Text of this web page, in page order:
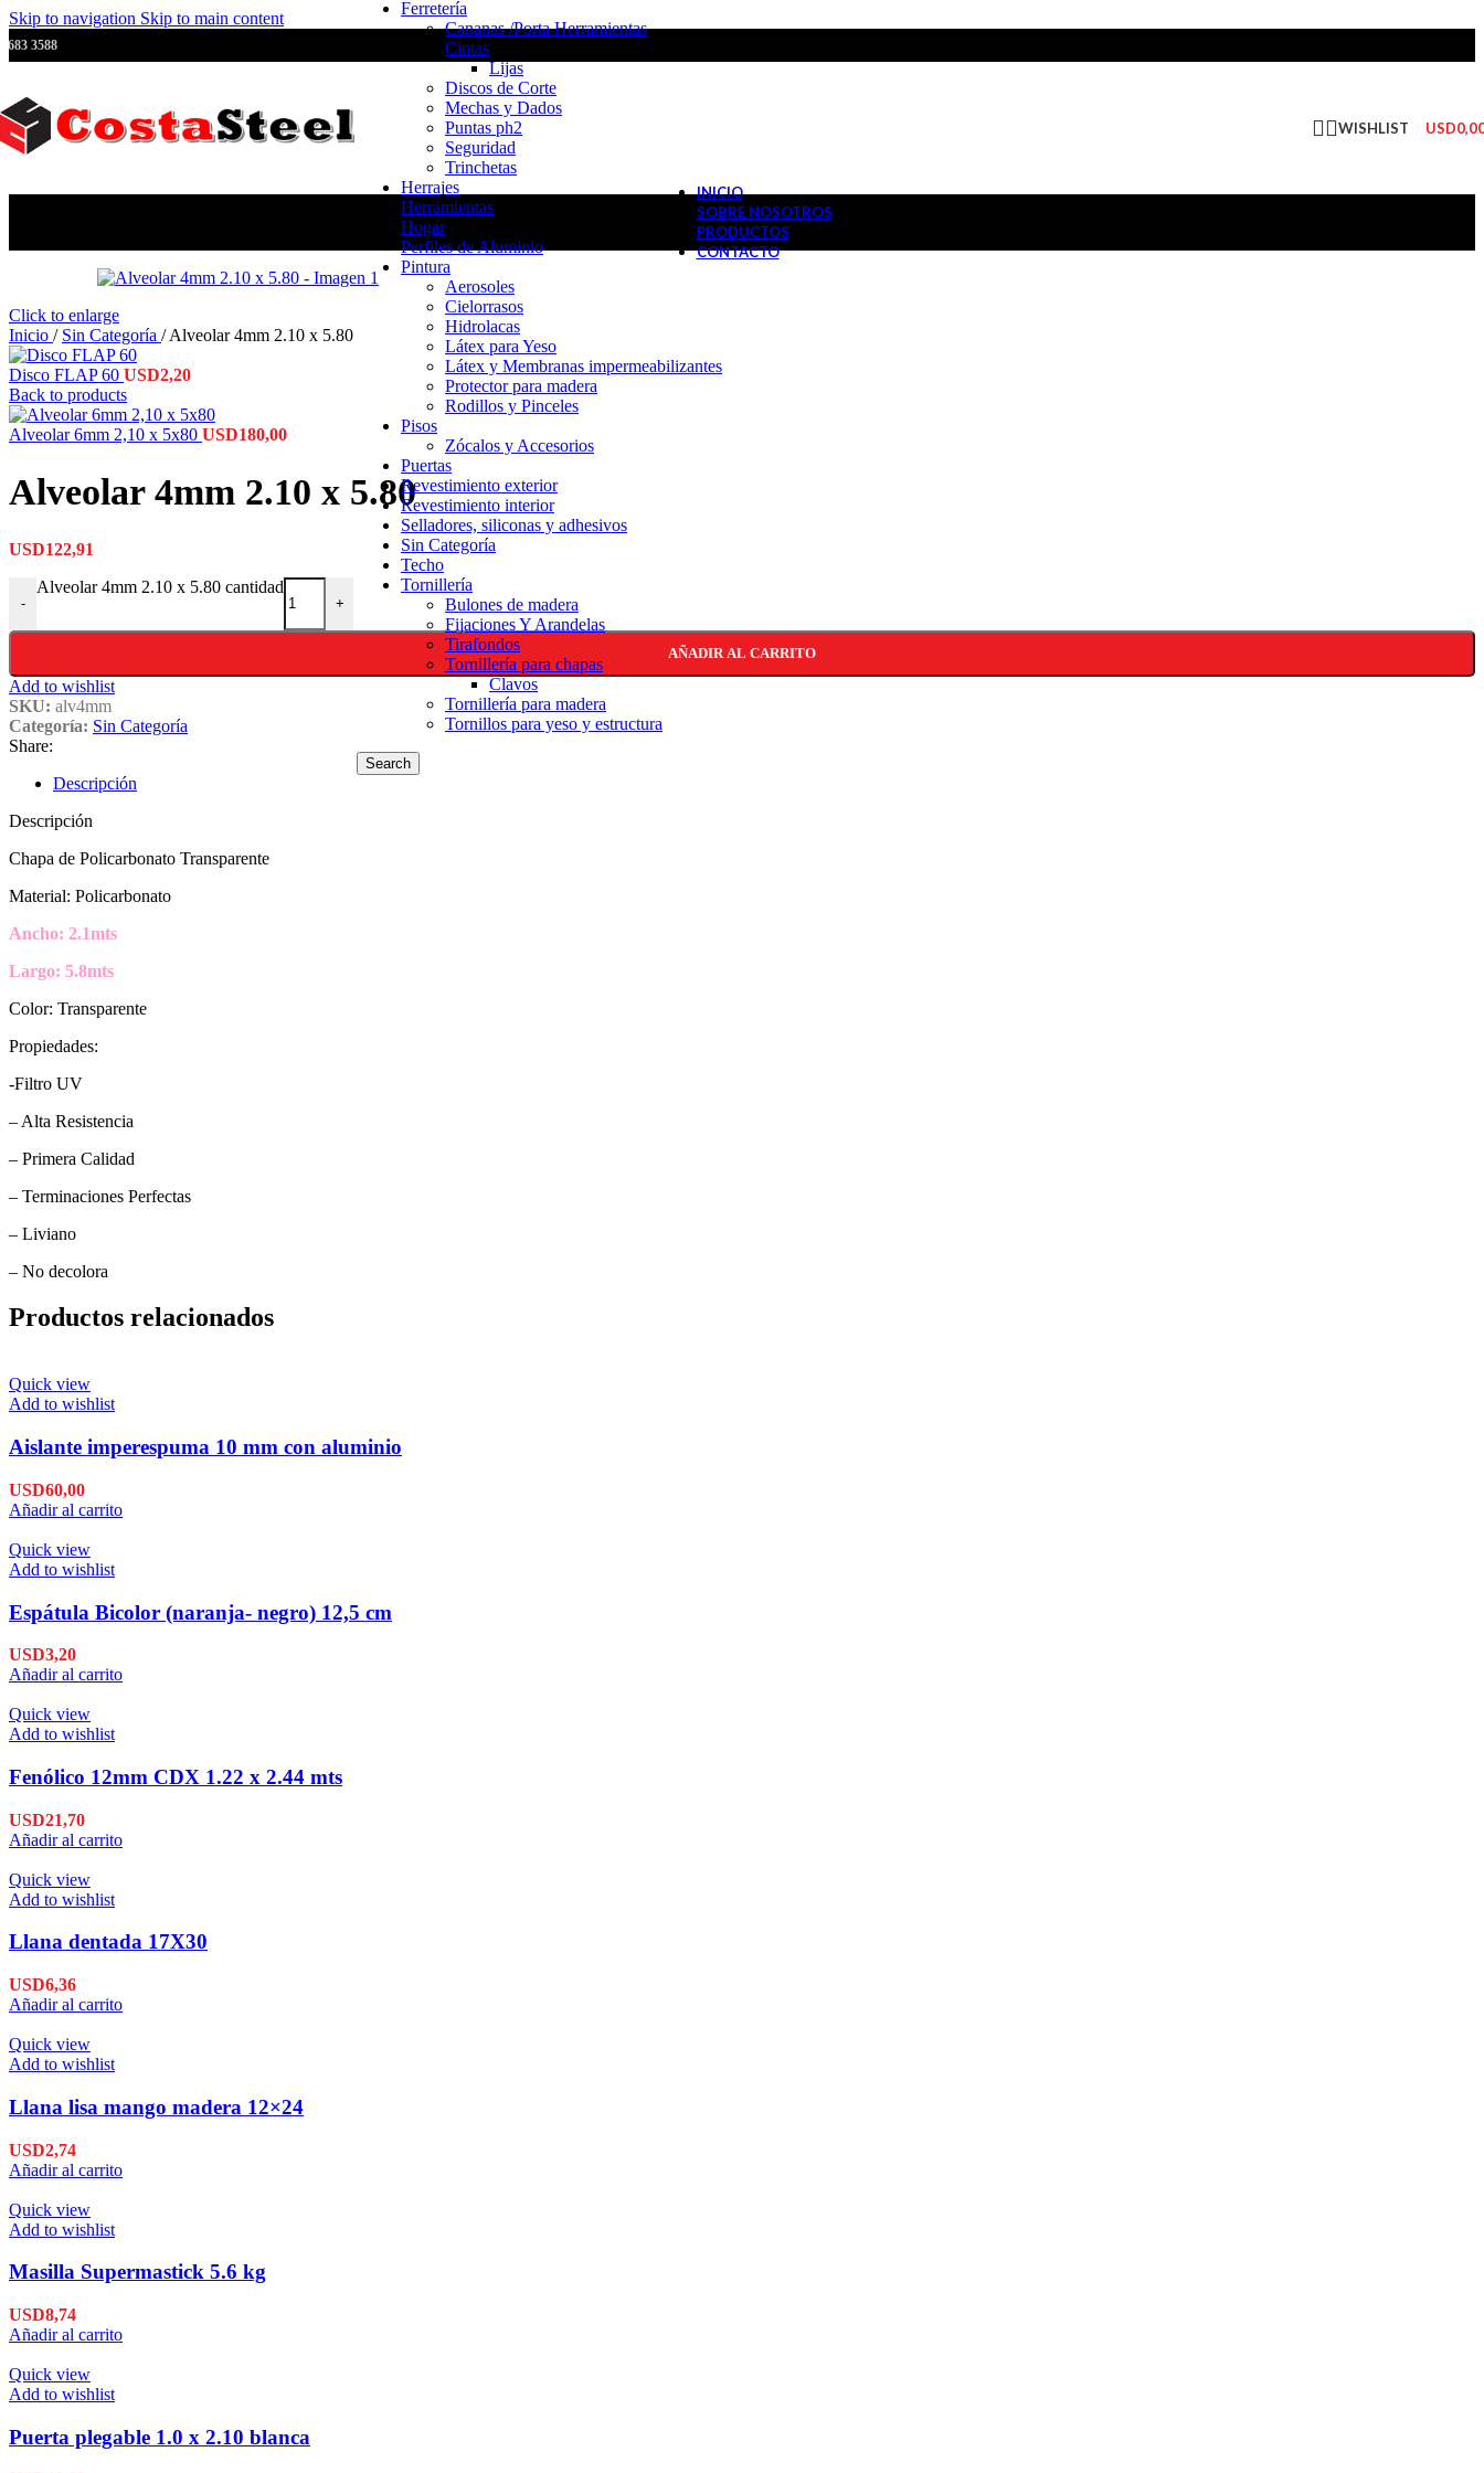
Skip to navigation Skip to main content
3588
Ferretería
Cananas /Porta Herramientas
Cintas
Lijas
Discos de Corte
Mechas y Dados
Puntas ph2
Seguridad
Trinchetas
Herrajes
Herramientas
Hogar
Perfiles de Aluminio
Pintura
Aerosoles
Cielorrasos
Hidrolacas
Látex para Yeso
Látex y Membranas impermeabilizantes
Protector para madera
Rodillos y Pinceles
Pisos
Zócalos y Accesorios
Puertas
Revestimiento exterior
Revestimiento interior
Selladores, siliconas y adhesivos
Sin Categoría
Techo
Tornillería
Bulones de madera
Fijaciones Y Arandelas
Tirafondos
Tornillería para chapas
Clavos
Tornillería para madera
Tornillos para yeso y estructura
Search
WISHLIST USD
INICIO
SOBRE NOSOTROS
PRODUCTOS
CONTACTO
Click to enlarge
Inicio / Sin Categoría / Alveolar 4mm 2.10 x 5.80
Disco FLAP 60 USD2,20
Back to products
Alveolar 6mm 2,10 x 5x80 USD180,00
Alveolar 4mm 2.10 x 5.80
USD122,91
-
Alveolar 4mm 2.10 x 5.80 cantidad
+
AÑADIR AL CARRITO
Add to wishlist
SKU: alv4mm
Categoría: Sin Categoría
Share:
Descripción
Descripción
Chapa de Policarbonato Transparente
Material: Policarbonato
Ancho: 2.1mts
Largo: 5.8mts
Color: Transparente
Propiedades:
-Filtro UV
– Alta Resistencia
– Primera Calidad
– Terminaciones Perfectas
– Liviano
– No decolora
Productos relacionados
Quick view
Add to wishlist
Aislante imperespuma 10 mm con aluminio
USD60,00
Añadir al carrito
Quick view
Add to wishlist
Espátula Bicolor (naranja- negro) 12,5 cm
USD3,20
Añadir al carrito
Quick view
Add to wishlist
Fenólico 12mm CDX 1.22 x 2.44 mts
USD21,70
Añadir al carrito
Quick view
Add to wishlist
Llana dentada 17X30
USD6,36
Añadir al carrito
Quick view
Add to wishlist
Llana lisa mango madera 12×24
USD2,74
Añadir al carrito
Quick view
Add to wishlist
Masilla Supermastick 5.6 kg
USD8,74
Añadir al carrito
Quick view
Add to wishlist
Puerta plegable 1.0 x 2.10 blanca